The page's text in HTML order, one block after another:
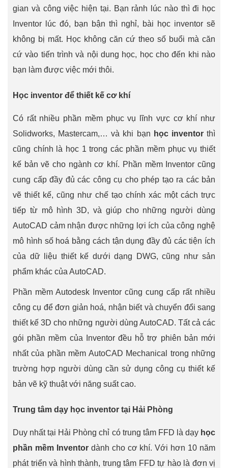
gian và công việc hiện tại. Bạn rảnh lúc nào thì đi học
Inventor lúc đó, bạn bận thì nghỉ, bài học inventor sẽ
không bị mất. Học không căn cứ theo số buổi mà căn
cứ vào tiến trình và nội dung học, học cho đến khi nào
bạn làm được việc mới thôi.
Học inventor để thiết kế cơ khí
Có rất nhiều phần mềm phục vụ lĩnh vực cơ khí như
Solidworks, Mastercam,… và khi bạn học inventorthì
cũng chính là học 1 trong các phần mềm phục vụ thiết
kế bản vẽ cho ngành cơ khí. Phần mềm Inventor cũng
cung cấp đầy đủ các công cụ cho phép tạo ra các bản
vẽ thiết kế, cũng như chế tạo chính xác một cách trực
tiếp từ mô hình 3D, và giúp cho những người dùng
AutoCAD cảm nhận được những lợi ích của công nghệ
mô hình số hoá bằng cách tận dụng đầy đủ các tiện ích
của dữ liệu thiết kế dưới dạng DWG, cũng như sản
phẩm khác của AutoCAD.
Phần mềm Autodesk Inventor cũng cung cấp rất nhiều
công cụ để đơn giản hoá, nhận biết và chuyển đổi sang
thiết kế 3D cho những người dùng AutoCAD. Tất cả các
gói phần mềm của Inventor đều hỗ trợ phiên bản mới
nhất của phần mềm AutoCAD Mechanical trong những
trường hợp người dùng cần sử dụng công cụ thiết kế
bản vẽ kỹ thuật với năng suất cao.
Trung tâm dạy học inventor tại Hải Phòng
Duy nhất tại Hải Phòng chỉ có trung tâm FFD là dạy học
phần mềm Inventordành cho cơ khí. Với hơn 10 năm
phát triển và hình thành, trung tâm FFD tự hào là đơn vị